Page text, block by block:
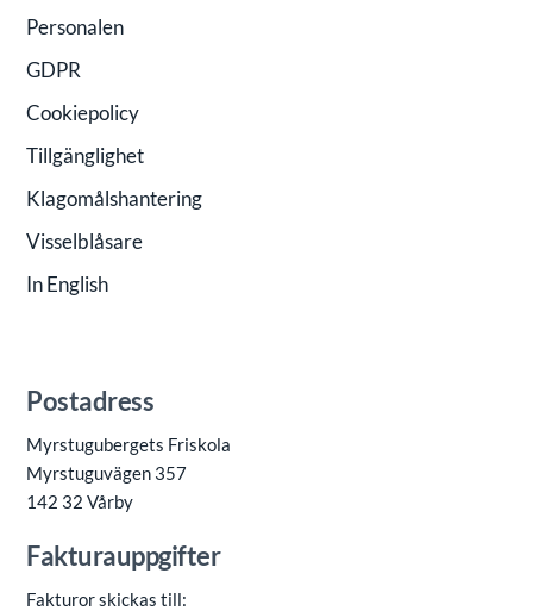
Personalen
GDPR
Cookiepolicy
Tillgänglighet
Klagomålshantering
Visselblåsare
In English
Postadress
Myrstugubergets Friskola
Myrstuguvägen 357
142 32 Vårby
Fakturauppgifter
Fakturor skickas till: